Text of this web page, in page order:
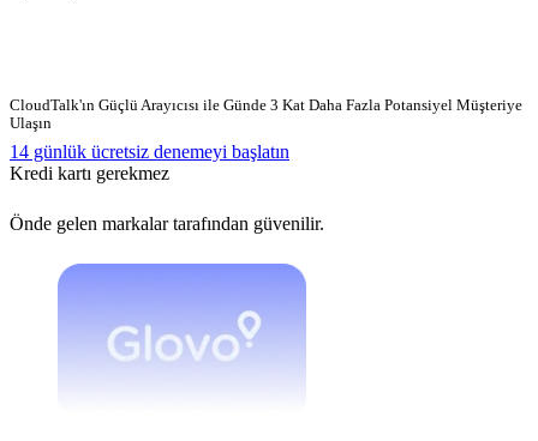
CloudTalk'ın Güçlü Arayıcısı ile Günde 3 Kat Daha Fazla Potansiyel Müşteriye
Ulaşın
14 günlük ücretsiz denemeyi başlatın
Kredi kartı gerekmez
Önde gelen markalar tarafından güvenilir.